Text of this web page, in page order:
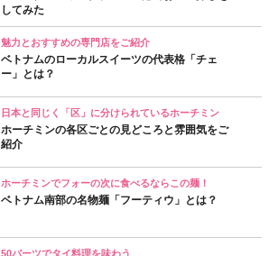
してみた
魅力とおすすめの専門店をご紹介
ベトナムのローカルスイーツの代表格「チェ
ー」とは？
日本と同じく「区」に分けられているホーチミン
ホーチミンの各区ごとの見どころと雰囲気をご
紹介
ホーチミンでフォーの次に食べるならこの麺！
ベトナム南部の名物麺「フーティウ」とは？
50バーツでタイ料理を味わう